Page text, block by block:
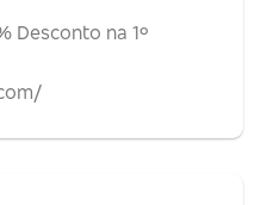
Desconto na 1º